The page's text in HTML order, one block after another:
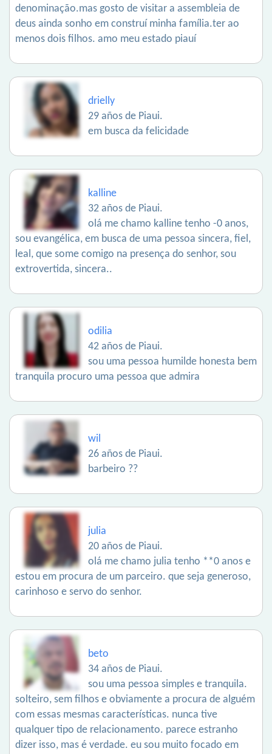
denominação.mas gosto de visitar a assembleia de
deus ainda sonho em construí minha família.ter ao
menos dois filhos. amo meu estado piauí
drielly
29 años de Piaui.
em busca da felicidade
kalline
32 años de Piaui.
olá me chamo kalline tenho -0 anos,
sou evangélica, em busca de uma pessoa sincera, fiel,
leal, que some comigo na presença do senhor, sou
extrovertida, sincera..
odilia
42 años de Piaui.
sou uma pessoa humilde honesta bem
tranquila procuro uma pessoa que admira
wil
26 años de Piaui.
barbeiro ??
julia
20 años de Piaui.
olá me chamo julia tenho **0 anos e
estou em procura de um parceiro. que seja generoso,
carinhoso e servo do senhor.
beto
34 años de Piaui.
sou uma pessoa simples e tranquila.
solteiro, sem filhos e obviamente a procura de alguém
com essas mesmas características. nunca tive
qualquer tipo de relacionamento. parece estranho
dizer isso, mas é verdade. eu sou muito focado em